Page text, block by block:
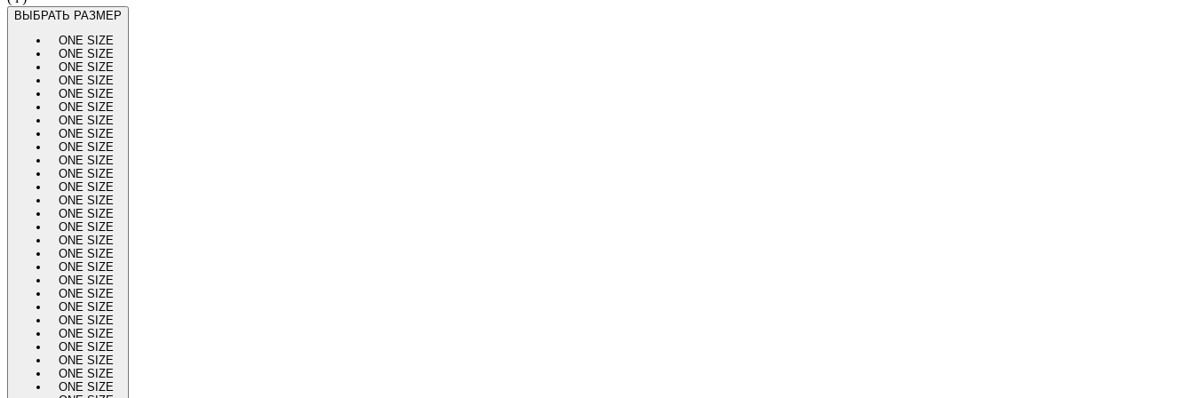
ВЫБРАТЬ РАЗМЕР
ONE SIZE
ONE SIZE
ONE SIZE
ONE SIZE
ONE SIZE
ONE SIZE
ONE SIZE
ONE SIZE
ONE SIZE
ONE SIZE
ONE SIZE
ONE SIZE
ONE SIZE
ONE SIZE
ONE SIZE
ONE SIZE
ONE SIZE
ONE SIZE
ONE SIZE
ONE SIZE
ONE SIZE
ONE SIZE
ONE SIZE
ONE SIZE
ONE SIZE
ONE SIZE
ONE SIZE